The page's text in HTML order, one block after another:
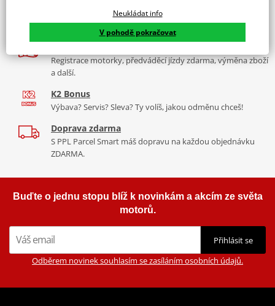
Více než 30 let zkušeností
Za řídítky motorek, v servisu i prodeji moto vybavení
Registrace motorky, předváděcí jízdy zdarma, výměna zboží
a další.
K2 Bonus
Výbava? Servis? Sleva? Ty volíš, jakou odměnu chceš!
Doprava zdarma
S PPL Parcel Smart máš dopravu na každou objednávku
ZDARMA.
Buďte o jednu stopu blíž k novinkám a akcím ze světa
motorů.
Přihlásit se
Odběrem novinek souhlasím se zasíláním osobních údajů.
Neukládat info
V pohodě pokračovat